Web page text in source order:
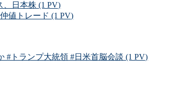
、日本株 (1 PV)
値トレード (1 PV)
#トランプ大統領 #日米首脳会談 (1 PV)